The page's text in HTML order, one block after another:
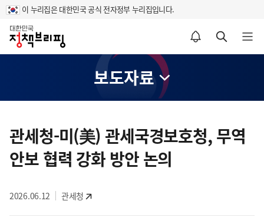
이 누리집은 대한민국 공식 전자정부 누리집입니다.
홈
알림설정 바로가기 검색 바로가기 메뉴 열기
보도자료
텐
츠
영
관세청-미(美) 관세국경보호청, 무역
안보 협력 강화 방안 논의
2026.06.12 관세청